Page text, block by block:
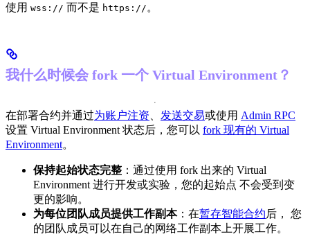
使用 wss:// 而不是 https:// 。
我什么时候会 fork 一个 Virtual Environment？
在部署合约并通过为账户注资 发送交易或使用 Admin RPC
设置 Virtual Environment 状态后，您可以 fork 现有的 Virtual
Environment。
保持起始状态完整 ：通过使用 fork 出来的 Virtual
Environment 进行开发或实验，您的起始点 不会受到变
更的影响。
为每位团队成员提供工作副本：在暂存智能合约后， 您
的团队成员可以在自己的网络工作副本上开展工作。